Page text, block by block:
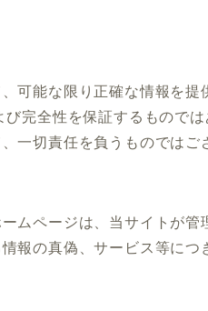
可能な限り正確な情報を提
完全性を保証するもので
一切責任を負うものではご
ムページは、当サイトが管
報の真偽、サービス等につ